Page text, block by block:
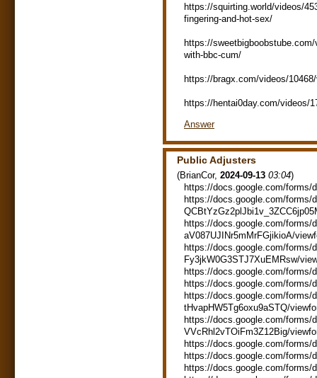
https://squirting.world/videos/
fingering-and-hot-sex/
https://
with-bbc-cum/
https://bragx.com/videos/
https://hentai0day.com/videos/
Answer
Public Adjusters
(BrianCor, 2024-09-13 03:04)
https://docs.google.com/forms/
https://docs.google.com/forms/
https://docs.google.com/forms/
aV087UJINr5mMrFGjikioA/
https://docs.google.com/forms/
Fy3jkW0G3STJ7XuEMRsw/
https://docs.google.com/forms/
https://docs.google.com/forms/
https://docs.google.com/forms/
tHvapHW5Tg6oxu9aSTQ/
https://docs.google.com/forms/
VVcRhl2vTOiFm3Z12Big/
https://docs.google.com/forms/
https://docs.google.com/forms/
https://docs.google.com/forms/